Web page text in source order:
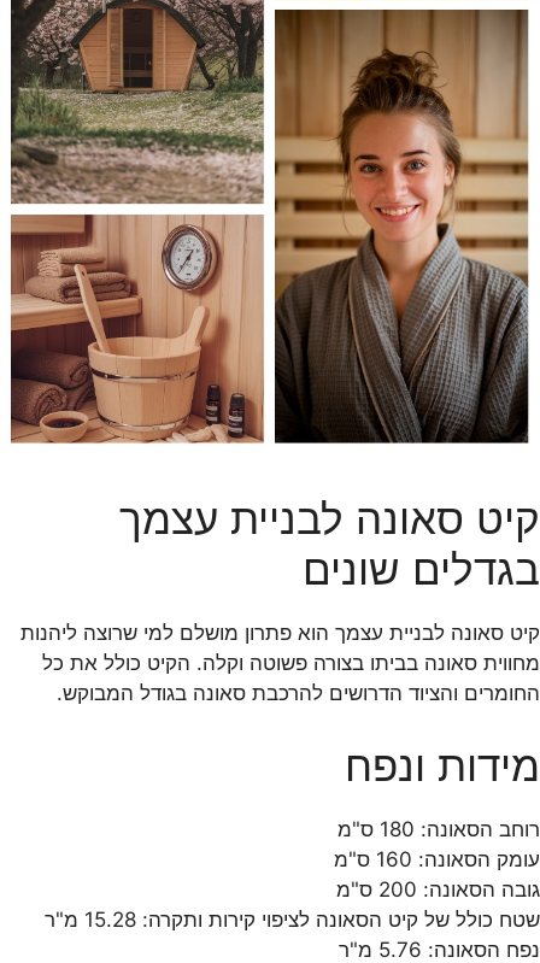
קיט סאונה לבניית עצמך
בגדלים שונים
קיט סאונה לבניית עצמך הוא פתרון מושלם למי שרוצה ליהנות
מחווית סאונה בביתו בצורה פשוטה וקלה. הקיט כולל את כל
החומרים והציוד הדרושים להרכבת סאונה בגודל המבוקש.
מידות ונפח
רוחב הסאונה: 180 ס"מ
עומק הסאונה: 160 ס"מ
גובה הסאונה: 200 ס"מ
שטח כולל של קיט הסאונה לציפוי קירות ותקרה: 15.28 מ"ר
נפח הסאונה: 5.76 מ"ר